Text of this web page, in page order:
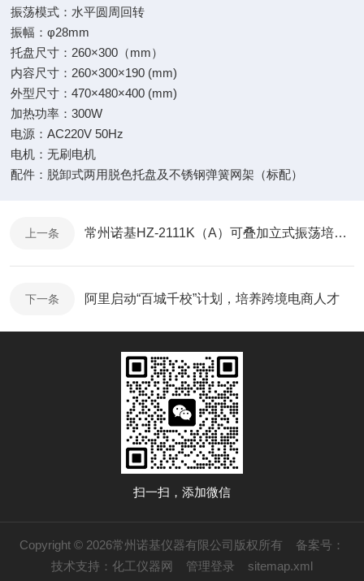
振荡模式：水平圆周回转
振幅：φ28mm
托盘尺寸：260×300（mm）
内容尺寸：260×300×190 (mm)
外型尺寸：470×480×400 (mm)
加热功率：300W
电源：AC220V 50Hz
电机：无刷电机
配件：脱卸式两用脱色托盘及不锈钢弹簧网架（标配）
上一条 常州诺基HZ-2111K（A）可叠加立式振荡培养箱*
下一条 阿里启动“百城千校”计划，培养跨境电商人才
扫一扫，添加微信
Copyright © 2026常州诺基仪器有限公司版权所有 备案号：
技术支持： 化工仪器网 管理登录 sitemap.xml